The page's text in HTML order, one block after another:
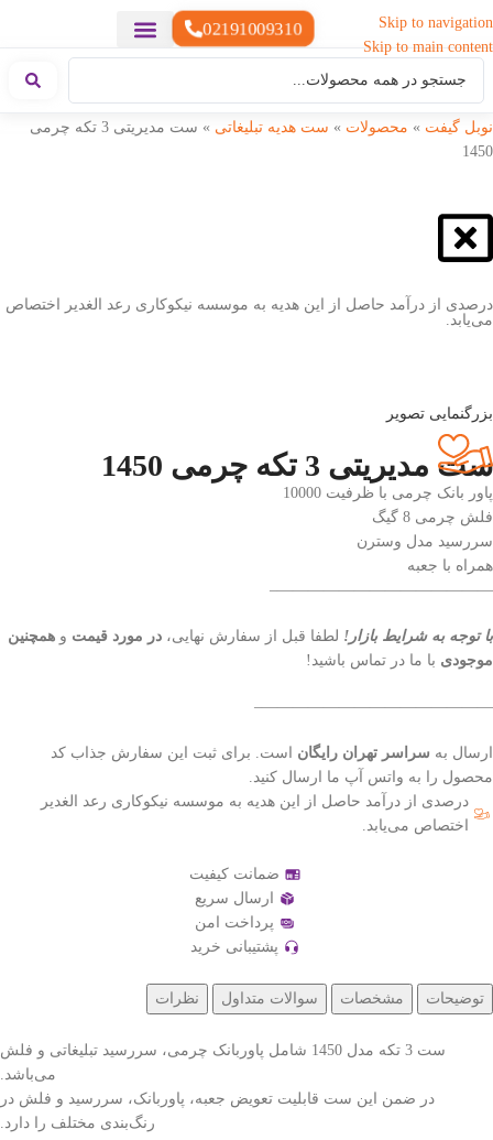
Skip to navigation
Skip to main content
02191009310
نوبل گیفت » محصولات » ست هدیه تبلیغاتی »
ست مدیریتی 3 تکه چرمی
1450
درصدی از درآمد حاصل از این هدیه به موسسه نیکوکاری رعد الغدیر اختصاص
می‌یابد.
بزرگنمایی تصویر
ست مدیریتی 3 تکه چرمی 1450
پاور بانک چرمی با ظرفیت 10000
فلش چرمی 8 گیگ
سررسید مدل وسترن
همراه با جعبه
——————————————–
با توجه به شرایط بازار! لطفا قبل از سفارش نهایی، در مورد قیمت و همچنین
موجودی با ما در تماس باشید!
———————————————–
ارسال به سراسر تهران رایگان است. برای ثبت این سفارش جذاب کد
محصول را به واتس آپ ما ارسال کنید.
درصدی از درآمد حاصل از این هدیه به موسسه نیکوکاری رعد الغدیر
اختصاص می‌یابد.
ضمانت کیفیت
ارسال سریع
پرداخت امن
پشتیبانی خرید
توضیحات مشخصات سوالات متداول نظرات
ست 3 تکه مدل 1450 شامل پاوربانک چرمی، سررسید تبلیغاتی و فلش
می‌باشد.
در ضمن این ست قابلیت تعویض جعبه، پاوربانک، سررسید و فلش در
رنگ‌بندی مختلف را دارد.